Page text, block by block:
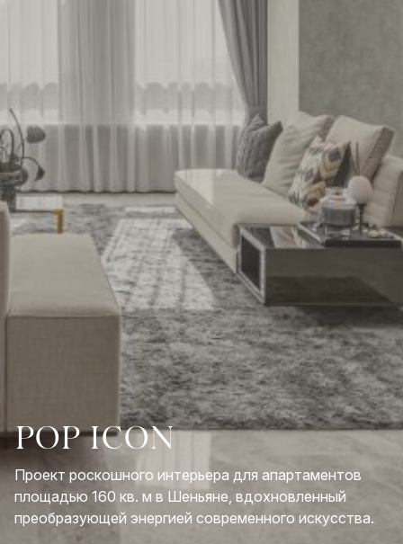
POP ICON
Проект роскошного интерьера для апартаментов
площадью 160 кв. м в Шеньяне, вдохновленный
преобразующей энергией современного искусства.